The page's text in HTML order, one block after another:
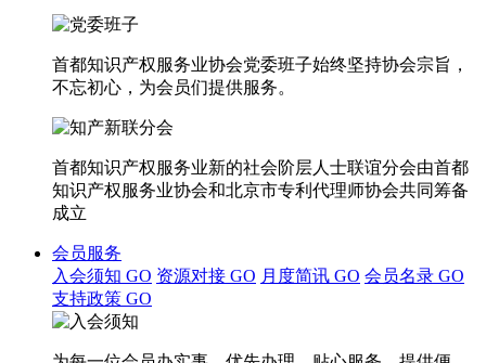
首都知识产权服务业协会党委班子始终坚持协会宗旨，
不忘初心，为会员们提供服务。
首都知识产权服务业新的社会阶层人士联谊分会由首都
知识产权服务业协会和北京市专利代理师协会共同筹备
成立
会员服务
入会须知 GO 资源对接 GO 月度简讯 GO 会员名录 GO
支持政策 GO